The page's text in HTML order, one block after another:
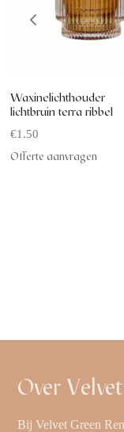
Waxinelichthouder
lichtbruin terra ribbel
€1.50
Offerte aanvragen
Over
Bij Velvet Green